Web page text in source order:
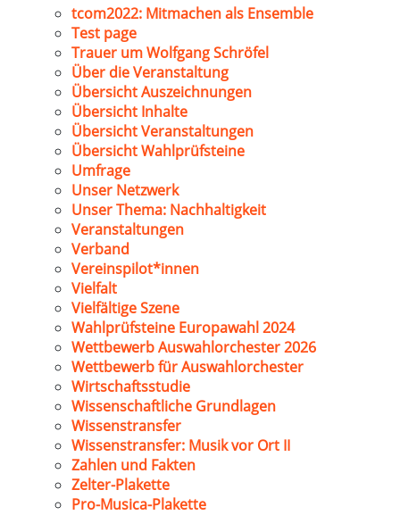
tcom2022: Mitmachen als Ensemble
Test page
Trauer um Wolfgang Schröfel
Über die Veranstaltung
Übersicht Auszeichnungen
Übersicht Inhalte
Übersicht Veranstaltungen
Übersicht Wahlprüfsteine
Umfrage
Unser Netzwerk
Unser Thema: Nachhaltigkeit
Veranstaltungen
Verband
Vereinspilot*innen
Vielfalt
Vielfältige Szene
Wahlprüfsteine Europawahl 2024
Wettbewerb Auswahlorchester 2026
Wettbewerb für Auswahlorchester
Wirtschaftsstudie
Wissenschaftliche Grundlagen
Wissenstransfer
Wissenstransfer: Musik vor Ort II
Zahlen und Fakten
Zelter-Plakette
Pro-Musica-Plakette